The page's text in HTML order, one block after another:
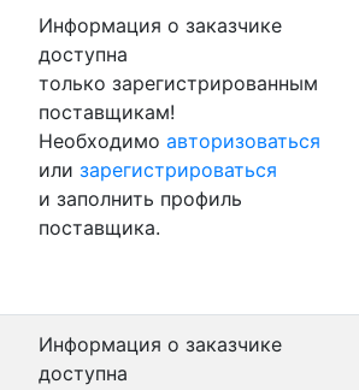
Информация о заказчике
доступна
только зарегистрированным
поставщикам!
Необходимо авторизоваться
или зарегистрироваться
и заполнить профиль
поставщика.
Информация о заказчике
доступна